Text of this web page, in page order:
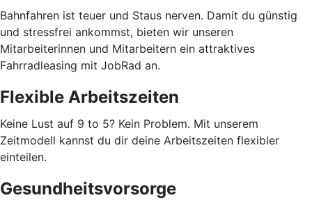
Bahnfahren ist teuer und Staus nerven. Damit du günstig
und stressfrei ankommst, bieten wir unseren
Mitarbeiterinnen und Mitarbeitern ein attraktives
Fahrradleasing mit JobRad an.
Flexible Arbeitszeiten
Keine Lust auf 9 to 5? Kein Problem. Mit unserem
Zeitmodell kannst du dir deine Arbeitszeiten flexibler
einteilen.
Gesundheitsvorsorge